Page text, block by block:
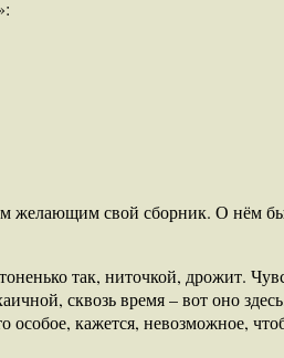
желающим свой сборник. О нём
так, ниточкой, дрожит.
сквозь время – вот оно
кажется, невозможное,